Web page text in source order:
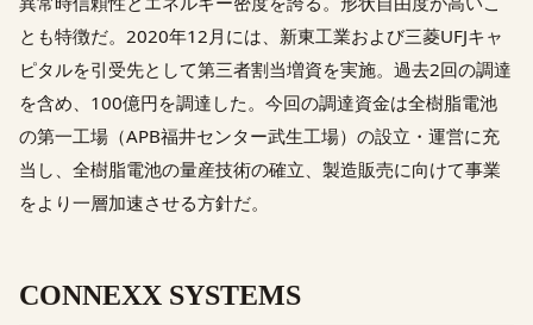
とも特徴だ。2020年12月には、新東工業および三菱UFJキャ
ピタルを引受先として第三者割当増資を実施。過去2回の調達
を含め、100億円を調達した。今回の調達資金は全樹脂電池
の第一工場（APB福井センター武生工場）の設立・運営に充
当し、全樹脂電池の量産技術の確立、製造販売に向けて事業
をより一層加速させる方針だ。
CONNEXX SYSTEMS